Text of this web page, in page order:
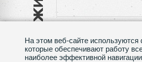
На этом веб-сайте
которые обеспечивают работу
наиболее эффективной